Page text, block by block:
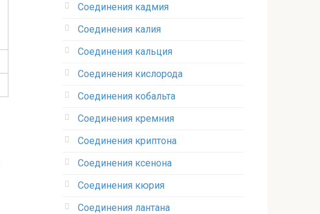
Соединения кадмия
Соединения калия‎
Соединения кальция
Соединения кислорода‎
Соединения кобальта
Соединения кремния‎
Соединения криптона‎
Соединения ксенона‎
Соединения кюрия
Соединения лантана‎